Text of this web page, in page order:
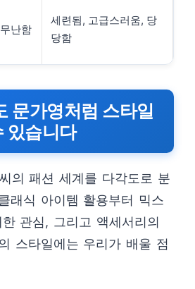
난함
세련됨, 고급스러움, 당
당함
문가영처럼 스타일
있습니다
의 패션 세계를 다각도로 분
래식 아이템 활용부터 믹스
관심, 그리고 액세서리의
스타일에는 우리가 배울 점